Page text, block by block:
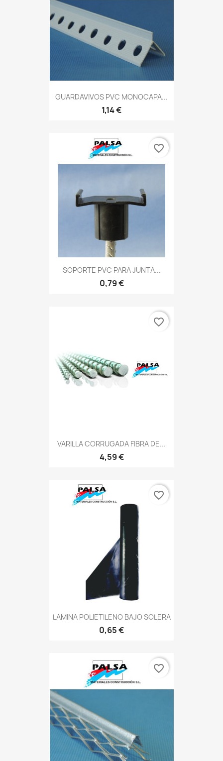
GUARDAVIVOS PVC MONOCAPA...
1,14 €
SOPORTE PVC PARA JUNTA...
0,79 €
favorite_border
VARILLA CORRUGADA FIBRA DE...
4,59 €
favorite_border
LAMINA POLIETILENO BAJO SOLERA
0,65 €
favorite_border
favorite_border